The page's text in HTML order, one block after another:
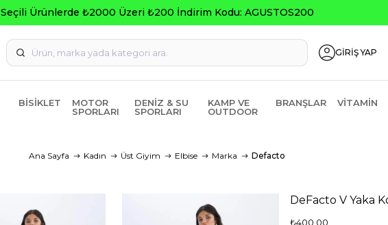
Seçili Ürünlerde ₺2000 Üzeri ₺200 İndirim Kodu: AGUSTOS200
GİRİŞ YAP
BISIKLET
MOTOR
SPORLARI
DENIZ & SU
SPORLARI
KAMP VE
OUTDOOR
BRANŞLAR VITAMIN
Ana Sayfa Kadın Üst Giyim Elbise Marka Defacto
DeFacto V Yaka
₺400,00